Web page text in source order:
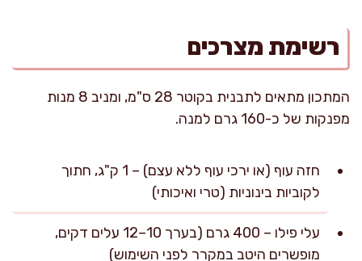
רשימת מצרכים
המתכון מתאים לתבנית בקוטר 28 ס"מ, ומניב 8 מנות
מפנקות של כ-160 גרם למנה.
חזה עוף (או ירכי עוף ללא עצם) – 1 ק"ג, חתוך
לקוביות בינוניות (טרי ואיכותי)
עלי פילו – 400 גרם (בערך 10–12 עלים דקים,
מופשרים היטב במקרר לפני השימוש)